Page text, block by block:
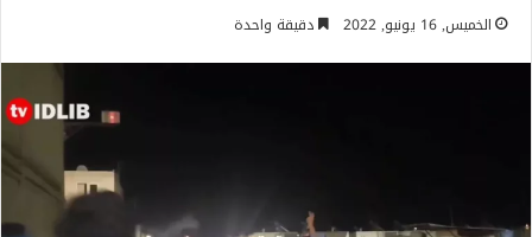
الخميس, 16 يونيو, 2022 دقيقة واحدة